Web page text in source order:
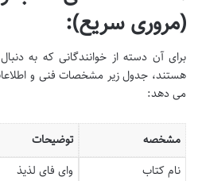
(مروری سریع):
برای آن دسته از خوانندگانی که به
هستند، جدول زیر مشخصات فنی و
می دهد:
مشخصه
توضیحات
نام کتاب
وای فای لذیذ